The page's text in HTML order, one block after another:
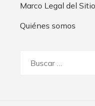
Marco Legal del
Quiénes somos